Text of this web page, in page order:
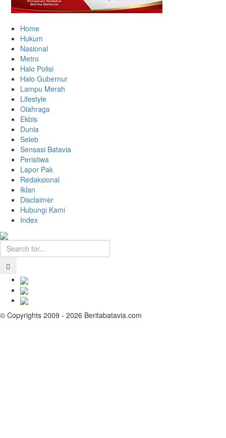
Home
Hukum
Nasional
Metro
Halo Polisi
Halo Gubernur
Lampu Merah
Lifestyle
Olahraga
Ekbis
Dunia
Seleb
Sensasi Batavia
Peristiwa
Lapor Pak
Redaksional
Iklan
Disclaimer
Hubungi Kami
Index
© Copyrights 2009 - 2026 Beritabatavia.com